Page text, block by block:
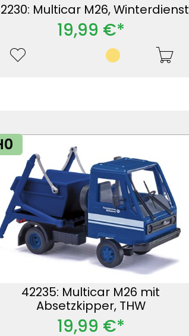
Multicar M26, Winterdienst
19,99 €*
42235: Multicar M26 mit
Absetzkipper, THW
19,99 €*